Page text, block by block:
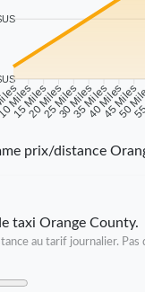
Miles
15 Miles
20 Miles
25 Miles
30 Miles
35 Miles
40 Miles
45 Miles
50
prix/distance
taxi Orange County.
au tarif journalier.